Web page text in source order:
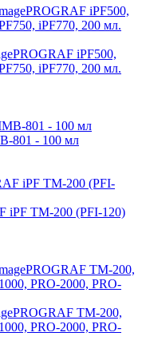
iPF500,
iPF770, 200 мл.
801 - 100 мл
iPF TM-200 (PFI-120)
TM-200,
PRO-2000, PRO-